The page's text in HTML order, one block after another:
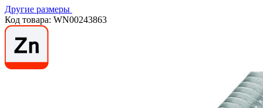
Другие размеры
Код товара: WN00243863